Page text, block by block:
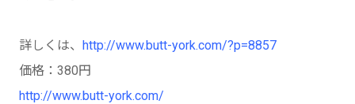
詳しくは、 http://www.butt-york.com/?p=8857
価格：380円
http://www.butt-york.com/